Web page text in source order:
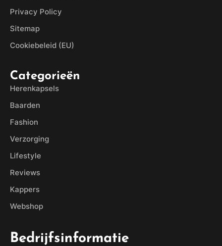
Privacy Policy
Sitemap
Cookiebeleid (EU)
Categorieën
Herenkapsels
Baarden
Fashion
Verzorging
Lifestyle
Reviews
Kappers
Webshop
Bedrijfsinformatie